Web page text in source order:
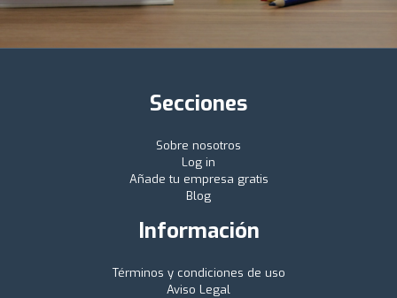
Secciones
Sobre nosotros
Log in
Añade tu empresa gratis
Blog
Información
Términos y condiciones de uso
Aviso Legal